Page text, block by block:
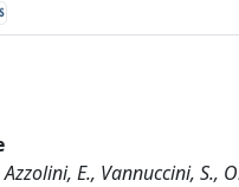
Azzolini, E., Vannuccini, S.,